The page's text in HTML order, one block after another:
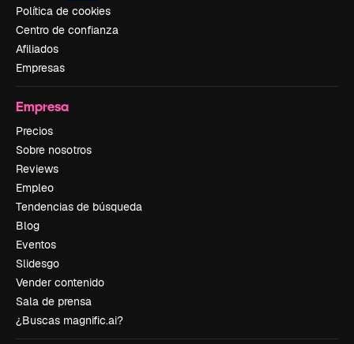
Política de cookies
Centro de confianza
Afiliados
Empresas
Empresa
Precios
Sobre nosotros
Reviews
Empleo
Tendencias de búsqueda
Blog
Eventos
Slidesgo
Vender contenido
Sala de prensa
¿Buscas magnific.ai?